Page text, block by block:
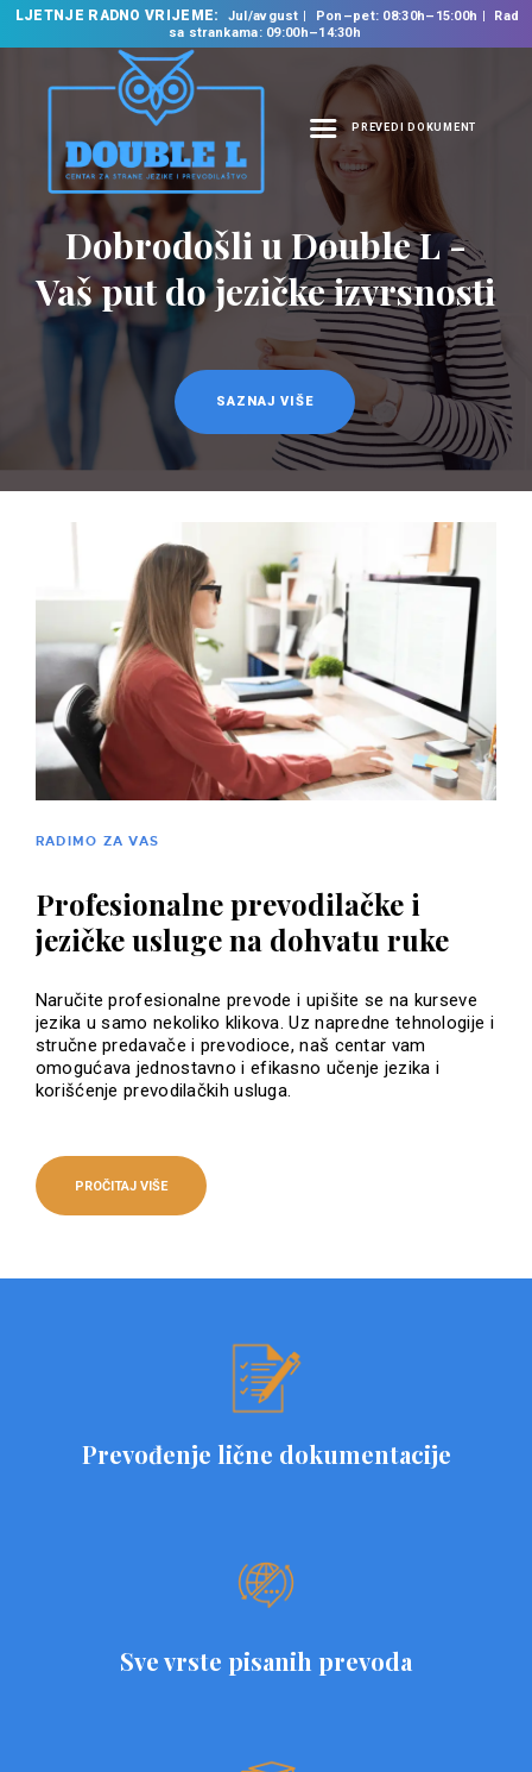
LJETNJE RADNO VRIJEME: Jul/avgust Pon–pet: 08:30h–15:00h
Rad
sa strankama: 09:00h–14:30h
PREVEDI DOKUMENT
NASLOVNA
O NAMA
NAŠE USLUGE
ŠKOLA STRANIH
JEZIKA
PREVODILAČKI BIRO
KURSEVI
NOVOSTI
KONTAKT
Prevodilačke usluge
na 35 jezika
SAZNAJ VIŠE
RADIMO ZA VAS
Profesionalne prevodilačke i
jezičke usluge na dohvatu ruke
Naručite profesionalne prevode i upišite se na kurseve
jezika u samo nekoliko klikova. Uz napredne tehnologije i
stručne predavače i prevodioce, naš centar vam
omogućava jednostavno i efikasno učenje jezika i
korišćenje prevodilačkih usluga.
PROČITAJ VIŠE
Prevođenje lične dokumentacije
Sve vrste pisanih prevoda